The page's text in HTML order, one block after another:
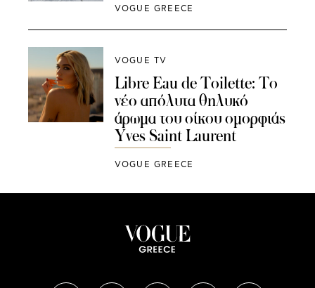
VOGUE GREECE
VOGUE TV
Libre Eau de Toilette: Το
νέο απόλυτα θηλυκό
άρωμα του οίκου ομορφιάς
Yves Saint Laurent
VOGUE GREECE